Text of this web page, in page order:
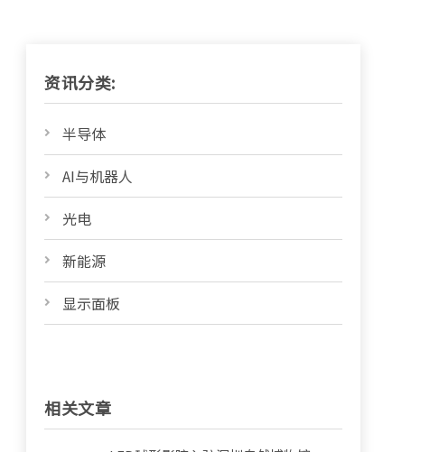
资讯分类:
半导体
AI与机器人
光电
新能源
显示面板
相关文章